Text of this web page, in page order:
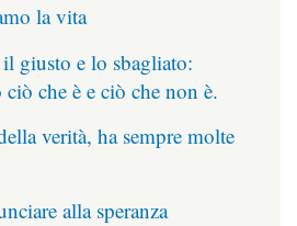
la vita
giusto e lo sbagliato:
ciò che è e ciò che non è.
verità, ha sempre molte
alla speranza